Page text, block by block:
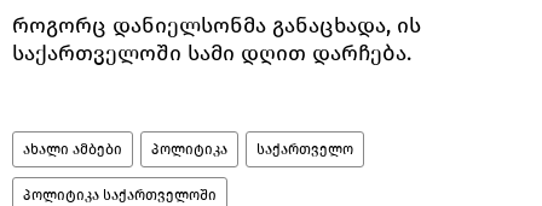
როგორც დანიელსონმა განაცხადა, ის
საქართველოში სამი დღით დარჩება.
ახალი ამბები პოლიტიკა საქართველო
პოლიტიკა საქართველოში